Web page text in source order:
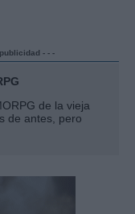
- - -
de la vieja
de antes, pero